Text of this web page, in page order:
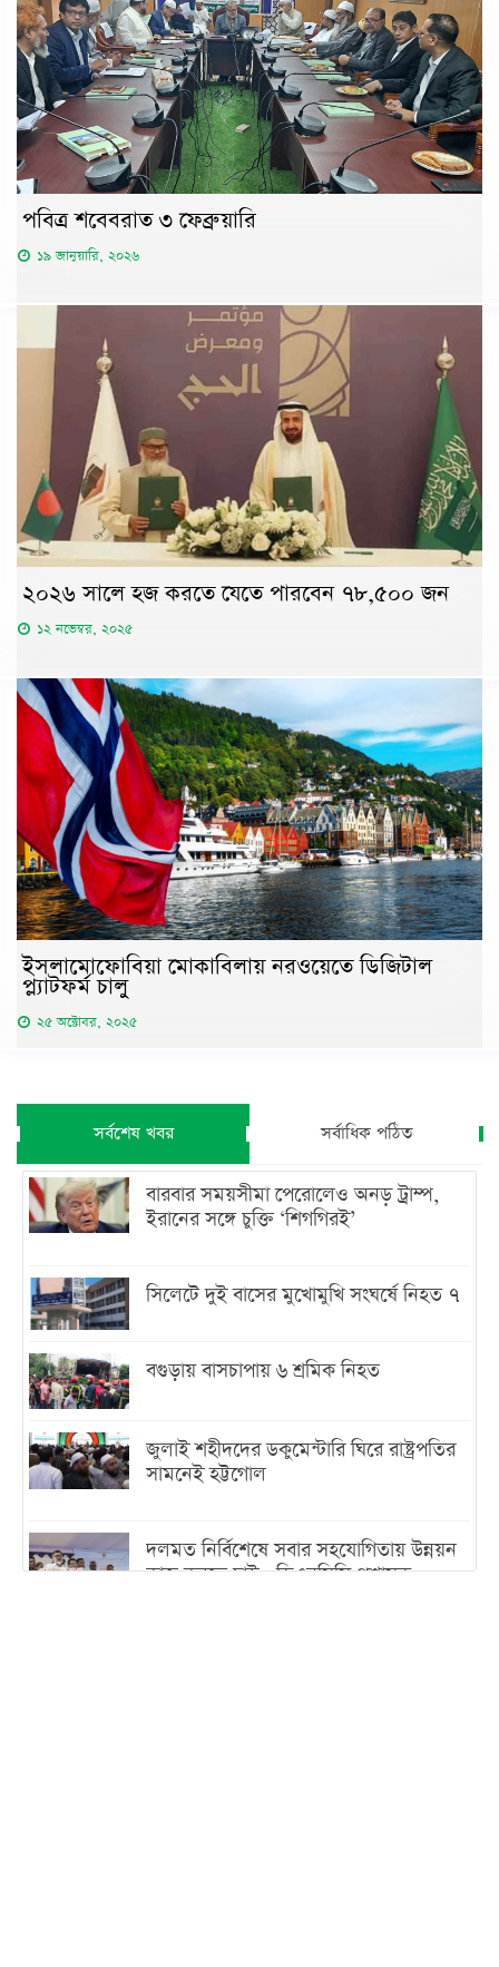
পবিত্র শবেবরাত ৩ ফেব্রুয়ারি
১৯ জানুয়ারি, ২০২৬
২০২৬ সালে হজ করতে যেতে পারবেন ৭৮,৫০০ জন
১২ নভেম্বর, ২০২৫
ইসলামোফোবিয়া মোকাবিলায় নরওয়েতে ডিজিটাল
প্ল্যাটফর্ম চালু
২৫ অক্টোবর, ২০২৫
সর্বশেষ খবর সর্বাধিক পঠিত
বারবার সময়সীমা পেরোলেও অনড় ট্রাম্প,
ইরানের সঙ্গে চুক্তি ‘শিগগিরই’
সিলেটে দুই বাসের মুখোমুখি সংঘর্ষে নিহত ৭
বগুড়ায় বাসচাপায় ৬ শ্রমিক নিহত
জুলাই শহীদদের ডকুমেন্টারি ঘিরে রাষ্ট্রপতির
সামনেই হট্টগোল
দলমত নির্বিশেষে সবার সহযোগিতায় উন্নয়ন
কাজ করতে চাই : ডিএনসিসি প্রশাসক